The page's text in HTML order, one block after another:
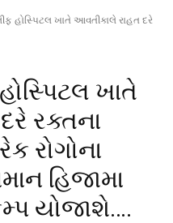
હોસ્પિટલ ખાતે આવતીકાલે રાહત દરે
ખાતે
રક્તના
રોગોના
હિજામા
યોજાશે….